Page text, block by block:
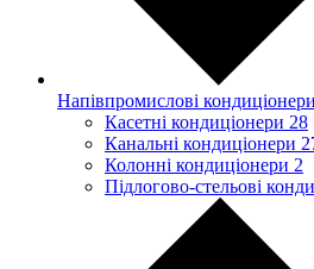
Напівпромислові кондиціонери
Касетні кондиціонери 28
Канальні кондиціонери
Колонні кондиціонери 2
Підлогово-стельові